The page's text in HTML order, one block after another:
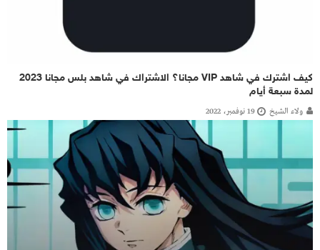
كيف اشترك في شاهد VIP مجانا؟ الاشتراك في شاهد بلس مجانا 2023
لمدة سبعة أيام
ولاء الشيخ 19 نوفمبر، 2022